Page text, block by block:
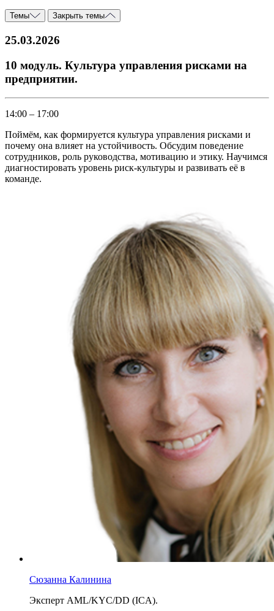
Темы Закрыть темы
25.03.2026
10 модуль. Культура управления рисками на
предприятии.
14:00 – 17:00
Поймём, как формируется культура управления рисками и
почему она влияет на устойчивость. Обсудим поведение
сотрудников, роль руководства, мотивацию и этику. Научимся
диагностировать уровень риск-культуры и развивать её в
команде.
Сюзанна Калинина
Эксперт AML/KYC/DD (ICA).